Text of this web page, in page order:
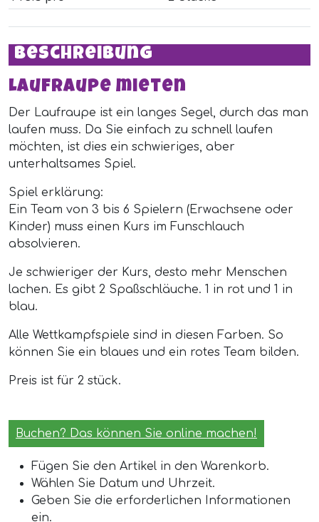
Beschreibung
Laufraupe mieten
Der Laufraupe ist ein langes Segel, durch das man
laufen muss. Da Sie einfach zu schnell laufen
möchten, ist dies ein schwieriges, aber
unterhaltsames Spiel.
Spiel erklärung:
Ein Team von 3 bis 6 Spielern (Erwachsene oder
Kinder) muss einen Kurs im Funschlauch
absolvieren.
Je schwieriger der Kurs, desto mehr Menschen
lachen. Es gibt 2 Spaßschläuche. 1 in rot und 1 in
blau.
Alle Wettkampfspiele sind in diesen Farben. So
können Sie ein blaues und ein rotes Team bilden.
Preis ist für 2 stück.
Buchen? Das können Sie online machen!
Fügen Sie den Artikel in den Warenkorb.
Wählen Sie Datum und Uhrzeit.
Geben Sie die erforderlichen Informationen
ein.